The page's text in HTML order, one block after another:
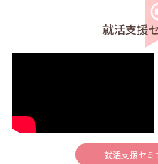
【北見・対面】9月16日（水）【
当者へのインタビューセミナー
2026年08月01日(土) セミナー
【オンライン】8月7日（金）ここ
就活支援
就活支援セミ